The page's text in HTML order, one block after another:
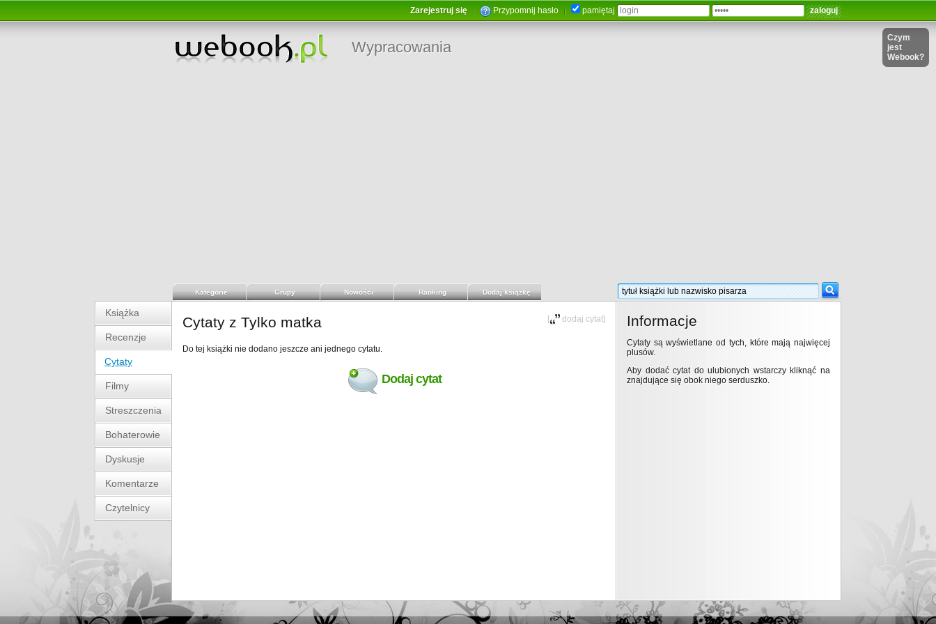
Zarejestruj się Przypomnij hasło pamiętaj
Wypracowania
Czym
jest
Webook?
Kategorie Grupy Nowości Ranking Dodaj książkę
Książka
Recenzje
Cytaty
Filmy
Streszczenia
Bohaterowie
Dyskusje
Komentarze
Czytelnicy
[ dodaj cytat]
Cytaty z Tylko matka
Do tej książki nie dodano jeszcze ani jednego cytatu.
Dodaj cytat
Informacje
Cytaty są wyświetlane od tych, które mają najwięcej
plusów.
Aby dodać cytat do ulubionych wstarczy kliknąć na
znajdujące się obok niego serduszko.